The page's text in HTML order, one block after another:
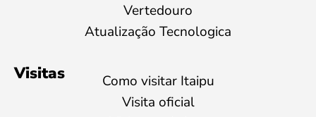
Vertedouro
Atualização Tecnologica
Visitas
Como visitar Itaipu
Visita oficial